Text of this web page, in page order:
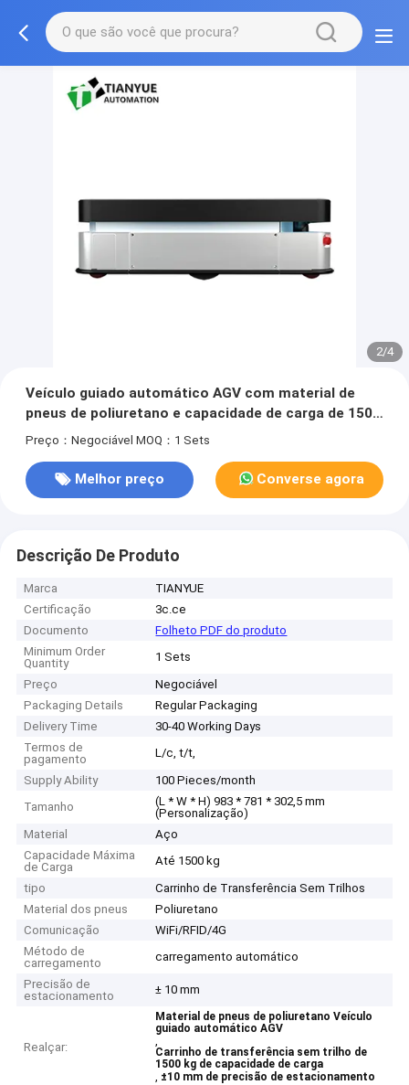
2/4
Veículo guiado automático AGV com material de
pneus de poliuretano e capacidade de carga de 1500
kg para precisão de estacionamento de ± 10 mm
Preço：Negociável MOQ：1 Sets
Melhor preço Converse agora
Descrição De Produto
Marca
TIANYUE
Certificação
3c.ce
Documento
Folheto PDF do produto
Minimum Order
Quantity
1 Sets
Preço
Negociável
Packaging Details
Regular Packaging
Delivery Time
30-40 Working Days
Termos de
pagamento
L/c, t/t,
Supply Ability
100 Pieces/month
Tamanho
(L * W * H) 983 * 781 * 302,5 mm
(Personalização)
Material
Aço
Capacidade Máxima
de Carga
Até 1500 kg
tipo
Carrinho de Transferência Sem Trilhos
Material dos pneus
Poliuretano
Comunicação
WiFi/RFID/4G
Método de
carregamento
carregamento automático
Precisão de
estacionamento
± 10 mm
Realçar:
Material de pneus de poliuretano Veículo
guiado automático AGV
,
Carrinho de transferência sem trilho de
1500 kg de capacidade de carga
, ±10 mm de precisão de estacionamento